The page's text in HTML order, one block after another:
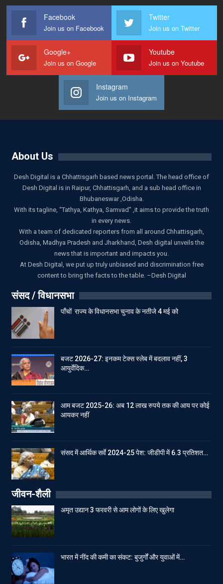
Facebook
Join us on Facebook
Twitter
Join us on Twitter
Google+
Join us on Google
Youtube
Join us on Youtube
Instagram
Join us on Instagram
About Us
Desh Digital is a Chhattisgarh based news portal. The head office of
Desh Digital is in Raipur, Chhattisgarh, and a sub head office in
Bhubaneswar ,Odisha.
With its tagline, “Tathya, Kathya, Samvad” ,it aims to provide the truth
in every news.
With a team of dedicated reporters from all around Chhattisgarh,
Odisha, Madhya Pradesh and Jharkhand, Desh digital unveils the
news that is important and impacts you.
At Desh Digital, we put up truly unbiased and discrimination free
content to bring the facts to the table. –Desh Digital
संसद / विधानसभा
पाँचों राज्य के विधानसभा चुनाव के नतीजे 4 मई को
बजट 2026-27: इनकम टेक्स स्लेब में बदलाव नहीं, 3
आयुर्वेदिक…
आम बजट 2025-26: अब 12 लाख रुपये तक की आय पर कोई
आयकर नहीं
संसद में आर्थिक सर्वे 2024-25 पेश: जीडीपी में 6.3 प्रतिशत…
जीवन-शैली
अमृत उद्यान 3 फरवरी से आम लोगों के लिए खुलेगा
भारत में नींद की कमी का संकट: बुजुर्गों और युवाओं में…